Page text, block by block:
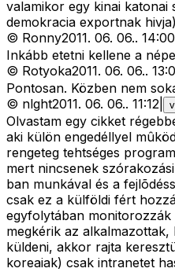
valamikor egy kinai katonai
demokracia exportnak hivja)
© Ronny2011. 06. 06.. 14:00
Inkább etetni kellene a
© Rotyoka2011. 06. 06..
Pontosan. Közben nem
© nlght2011. 06. 06.. 11:12
Olvastam egy cikket
aki külön engedéllyel
rengeteg tehtséges
mert nincsenek
ban munkával és a
csak ez a külföldi fért
egyfolytában
megkérik az
küldeni, akkor rajta
koreaiak) csak intranetet